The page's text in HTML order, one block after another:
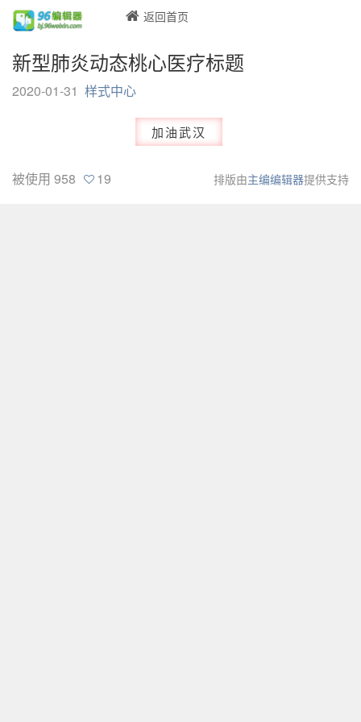
返回首页
新型肺炎动态桃心医疗标题
2020-01-31 样式中心
加油武汉
被使用 958 19 排版由主编编辑器提供支持